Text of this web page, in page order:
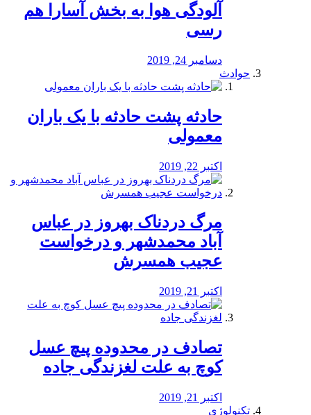
آلودگی هوا به بخش آسارا هم
رسی
دسامبر 24, 2019
حوادث
️حادثه پشت حادثه با یک باران
معمولی
اکتبر 22, 2019
مرگ دردناک بهروز در عباس
آباد محمدشهر و درخواست
عجیب همسرش
اکتبر 21, 2019
تصادف در محدوده پیچ عسل
کوچ به علت لغزندگی جاده
اکتبر 21, 2019
تکنولوژی